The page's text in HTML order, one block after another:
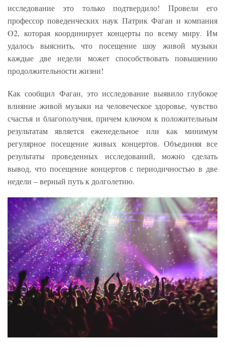
исследование это только подтвердило! Провели его
профессор поведенческих наук Патрик Фаган и компания
O2, которая координирует концерты по всему миру. Им
удалось выяснить, что посещение шоу живой музыки
каждые две недели может способствовать повышению
продолжительности жизни!
Как сообщил Фаган, это исследование выявило глубокое
влияние живой музыки на человеческое здоровье, чувство
счастья и благополучия, причем ключом к положительным
результатам является еженедельное или как минимум
регулярное посещение живых концертов. Объединяя все
результаты проведенных исследований, можно сделать
вывод, что посещение концертов с периодичностью в две
недели – верный путь к долголетию.